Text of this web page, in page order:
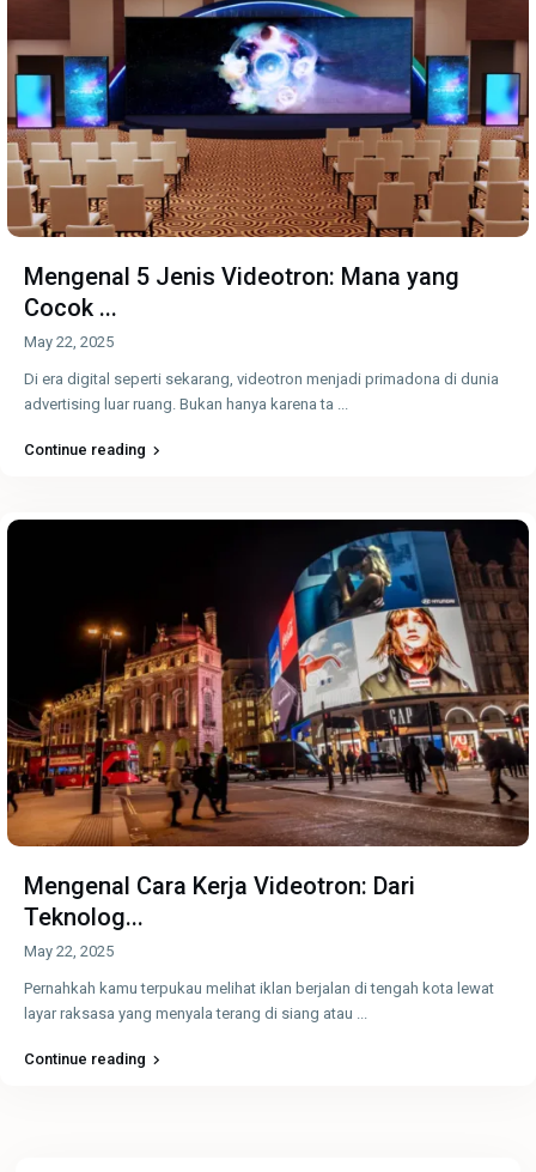
Mengenal 5 Jenis Videotron: Mana yang
Cocok ...
May 22, 2025
Di era digital seperti sekarang, videotron menjadi primadona di dunia
advertising luar ruang. Bukan hanya karena ta ...
Continue reading
Mengenal Cara Kerja Videotron: Dari
Teknolog...
May 22, 2025
Pernahkah kamu terpukau melihat iklan berjalan di tengah kota lewat
layar raksasa yang menyala terang di siang atau
Continue reading